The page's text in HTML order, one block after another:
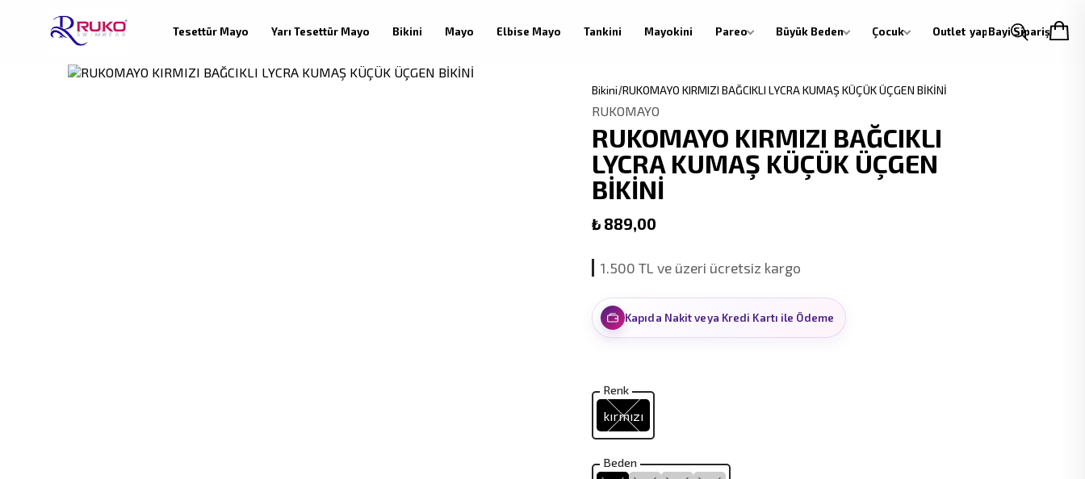
Tesettür Mayo Yarı Tesettür Mayo Bikini Mayo Elbise Mayo Tankini Mayokini Pareo Büyük Beden Çocuk Outlet Bayi Siparişi
Giriş yap
Bikini RUKOMAYO KIRMIZI BAĞCIKLI LYCRA KUMAŞ KÜÇÜK ÜÇGEN BİKİNİ
RUKOMAYO
RUKOMAYO KIRMIZI BAĞCIKLI
LYCRA KUMAŞ KÜÇÜK ÜÇGEN
BİKİNİ
₺ 889,00
1.500 TL ve üzeri ücretsiz kargo
Kapıda Nakit veya Kredi Kartı ile Ödeme
Renk
kırmızı
Beden